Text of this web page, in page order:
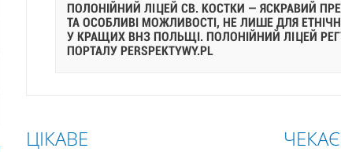
ПОЛОНІЙНИЙ ЛІЦЕЙ СВ. КОСТКИ — ЯСКРАВИЙ
ТА ОСОБЛИВІ МОЖЛИВОСТІ, НЕ ЛИШЕ ДЛЯ
У КРАЩИХ ВНЗ ПОЛЬЩІ. ПОЛОНІЙНИЙ ЛІЦЕЙ
ПОРТАЛУ PERSPEKTYWY.PL
ЦІКАВЕ